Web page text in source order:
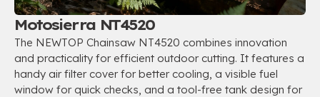
Motosierra NT4520
The NEWTOP Chainsaw NT4520 combines innovation
and practicality for efficient outdoor cutting. It features a
handy air filter cover for better cooling, a visible fuel
window for quick checks, and a tool-free tank design for